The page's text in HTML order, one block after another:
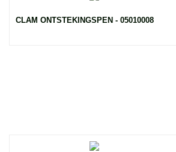
CLAM ONTSTEKINGSPEN - 05010008